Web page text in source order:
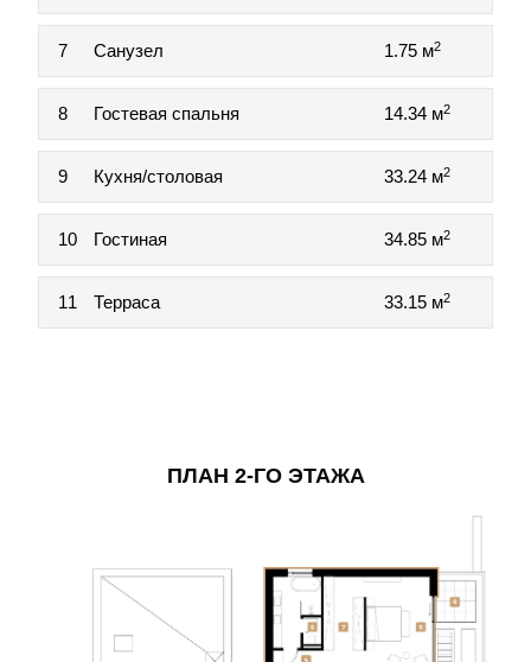
7 Санузел 1.75 м2
8 Гостевая спальня 14.34 м2
9 Кухня/столовая 33.24 м2
10 Гостиная 34.85 м2
11 Терраса 33.15 м2
ПЛАН 2-ГО ЭТАЖА